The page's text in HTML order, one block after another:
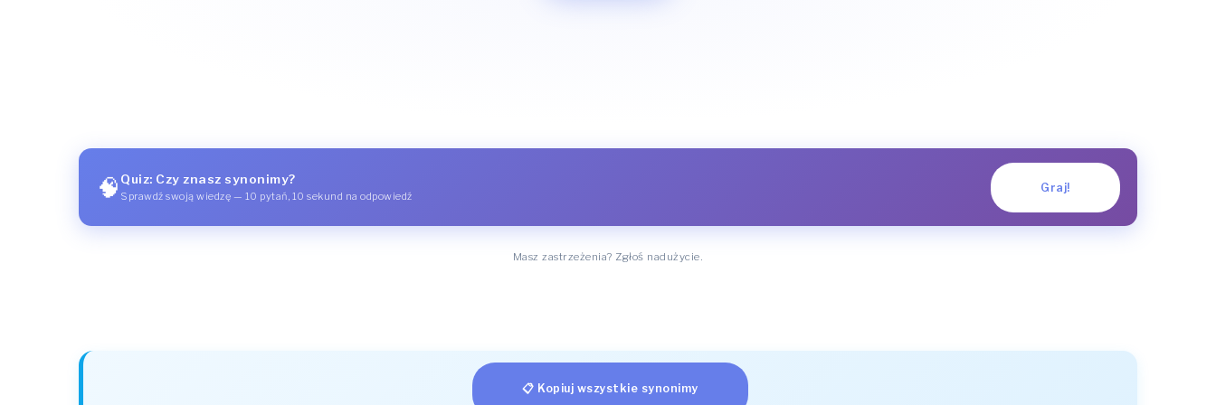
🧠 Quiz: Czy znasz synonimy?
Sprawdź swoją wiedzę — 10 pytań, 10 sekund na odpowiedź
Graj!
Masz zastrzeżenia? Zgłoś nadużycie.
📋 Kopiuj wszystkie synonimy